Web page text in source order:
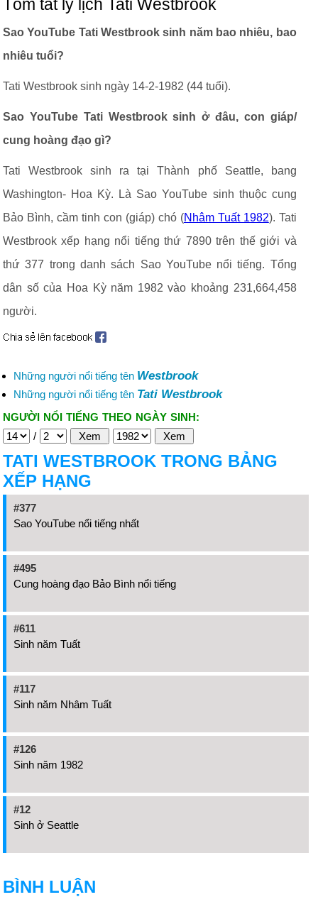
Tóm tắt lý lịch Tati Westbrook
Sao YouTube Tati Westbrook sinh năm bao nhiêu, bao
nhiêu tuổi?
Tati Westbrook sinh ngày 14-2-1982 (44 tuổi).
Sao YouTube Tati Westbrook sinh ở đâu, con giáp/
cung hoàng đạo gì?
Tati Westbrook sinh ra tại Thành phố Seattle, bang
Washington- Hoa Kỳ. Là Sao YouTube sinh thuộc cung
Bảo Bình, cầm tinh con (giáp) chó (Nhâm Tuất 1982). Tati
Westbrook xếp hạng nổi tiếng thứ 7890 trên thế giới và
thứ 377 trong danh sách Sao YouTube nổi tiếng. Tổng
dân số của Hoa Kỳ năm 1982 vào khoảng 231,664,458
người.
Những người nổi tiếng tên Westbrook
Những người nổi tiếng tên Tati Westbrook
NGƯỜI NỔI TIẾNG THEO NGÀY SINH:
/
TATI WESTBROOK TRONG BẢNG
XẾP HẠNG
#377
Sao YouTube nổi tiếng nhất
#495
Cung hoàng đạo Bảo Bình nổi tiếng
#611
Sinh năm Tuất
#117
Sinh năm Nhâm Tuất
#126
Sinh năm 1982
#12
Sinh ở Seattle
BÌNH LUẬN